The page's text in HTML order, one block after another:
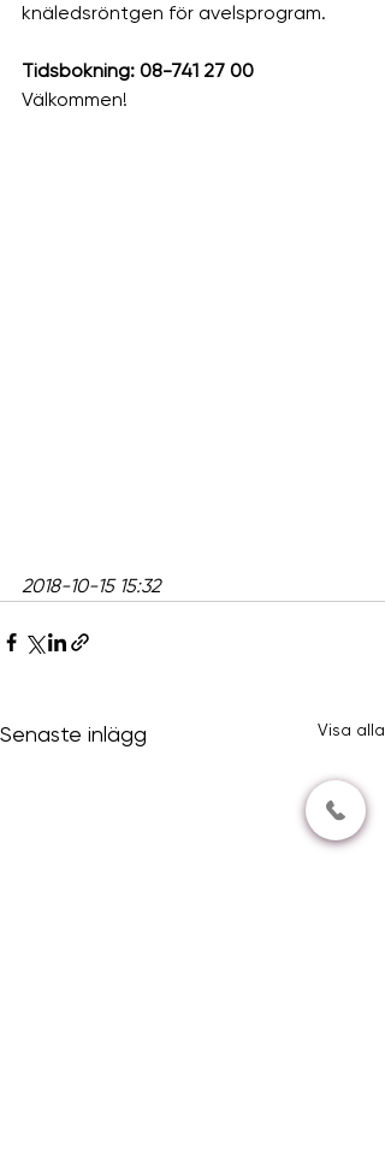
knäledsröntgen för avelsprogram.
Tidsbokning: 08-741 27 00
Välkommen!
2018-10-15 15:32
Senaste inlägg Visa alla